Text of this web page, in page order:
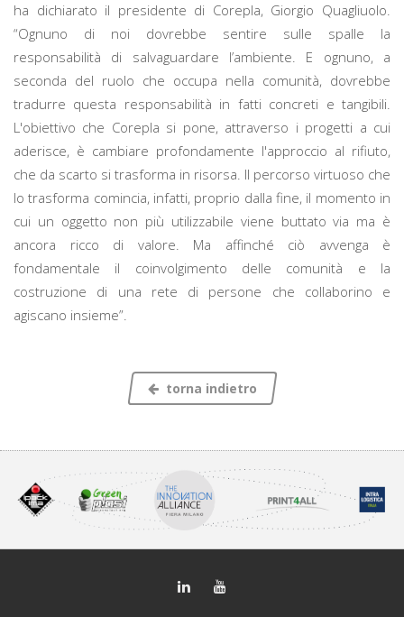
ha dichiarato il presidente di Corepla, Giorgio Quagliuolo.
“Ognuno di noi dovrebbe sentire sulle spalle la
responsabilità di salvaguardare l’ambiente. E ognuno, a
seconda del ruolo che occupa nella comunità, dovrebbe
tradurre questa responsabilità in fatti concreti e tangibili.
L'obiettivo che Corepla si pone, attraverso i progetti a cui
aderisce, è cambiare profondamente l'approccio al rifiuto,
che da scarto si trasforma in risorsa. Il percorso virtuoso che
lo trasforma comincia, infatti, proprio dalla fine, il momento in
cui un oggetto non più utilizzabile viene buttato via ma è
ancora ricco di valore. Ma affinché ciò avvenga è
fondamentale il coinvolgimento delle comunità e la
costruzione di una rete di persone che collaborino e
agiscano insieme”.
torna indietro